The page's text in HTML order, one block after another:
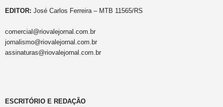
EDITOR: José Carlos Ferreira – MTB 11565/RS
comercial@riovalejornal.com.br
jornalismo@riovalejornal.com.br
assinaturas@riovalejornal.com.br
ESCRITÓRIO E REDAÇÃO